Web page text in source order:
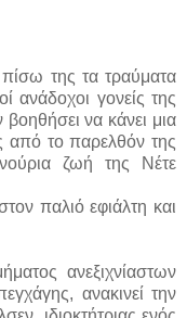
πίσω της τα τραύματα
ανάδοχοι γονείς της
να κάνει μια
από το παρελθόν της
ζωή της Νέτε
παλιό εφιάλτη και
ανεξιχνίαστων
ανακινεί την